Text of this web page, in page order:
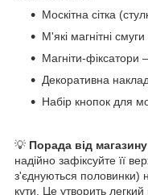
Москітна сітка
М'які магнітні
Магніти-фіксатори
Декоративна
Набір кнопок для
💡 Порада від
надійно зафіксуйте її
з'єднуються половинки)
кути. Це утворить